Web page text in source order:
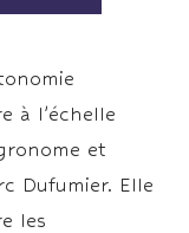
à l’échelle
et
Dufumier. Elle
les